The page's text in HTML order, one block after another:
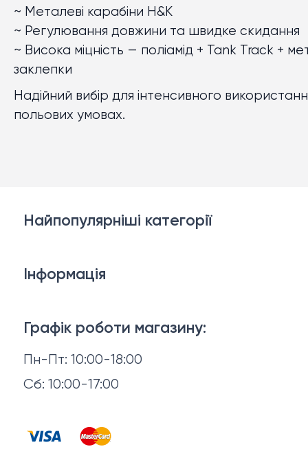
~ Металеві карабіни H&K
~ Регулювання довжини та швидке скидання
~ Висока міцність — поліамід + Tank Track +
заклепки
Надійний вибір для інтенсивного
польових умовах.
Графік роботи магазину:
Пн-Пт: 10:00-18:00
Сб: 10:00-17:00
Найпопулярніші категорії
Взуття
Головні убори
Запальнички
Інформація
Відгуки
Договір оферти